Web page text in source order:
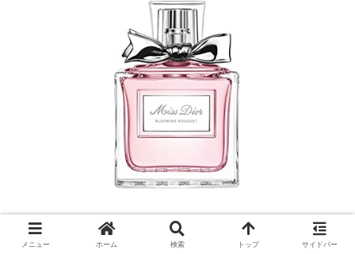
メニュー ホーム 検索 トップ サイドバー